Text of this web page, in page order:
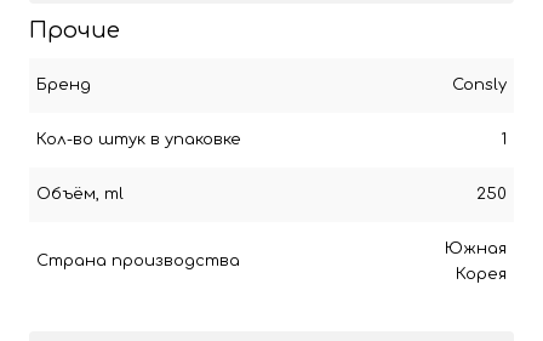
Прочие
Бренд Consly
Кол-во штук в упаковке 1
Объём, ml 250
Страна производства
Южная
Корея